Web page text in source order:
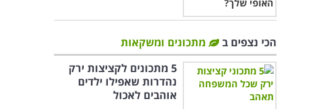
הכי נצפים ב
מתכונים ומשקאות
5 מתכונים לקציצות ירק
נהדרות שאפילו ילדים
אוהבים לאכול